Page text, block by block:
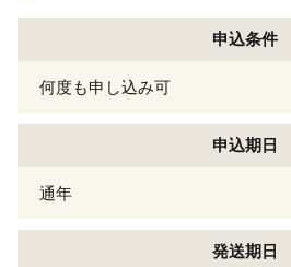
申込条件
何度も申し込み可
申込期日
通年
発送期日